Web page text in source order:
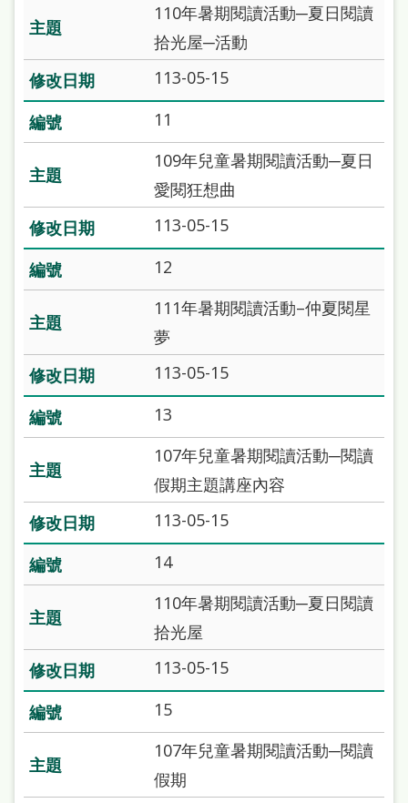
網
資
料
開
放
告
著
作
權
權
理
辦
聯
絡
我
們
110年暑期閱讀活動─夏日閱讀
拾光屋─活動
113-05-15
11
109年兒童暑期閱讀活動─夏日
愛閱狂想曲
113-05-15
12
111年暑期閱讀活動–仲夏閱星
夢
113-05-15
13
107年兒童暑期閱讀活動─閱讀
假期主題講座內容
113-05-15
14
110年暑期閱讀活動─夏日閱讀
拾光屋
113-05-15
15
107年兒童暑期閱讀活動─閱讀
假期